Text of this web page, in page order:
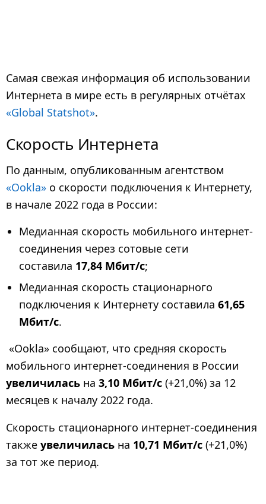
Самая свежая информация об использовании
Интернета в мире есть в регулярных отчётах
«Global Statshot».
Скорость Интернета
По данным, опубликованным агентством
«Ookla» о скорости подключения к Интернету,
в начале 2022 года в России:
Медианная скорость мобильного интернет-
соединения через сотовые сети
составила 17,84 Мбит/с;
Медианная скорость стационарного
подключения к Интернету составила 61,65
Мбит/с.
«Ookla» сообщают, что средняя скорость
мобильного интернет-соединения в России
увеличилась на 3,10 Мбит/с (+21,0%) за 12
месяцев к началу 2022 года.
Скорость стационарного интернет-соединения
также увеличилась на 10,71 Мбит/с (+21,0%)
за тот же период.